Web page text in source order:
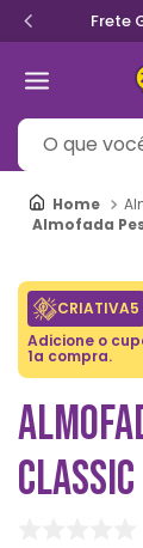
Frete
O que você
Almofada
CRIATIVA5
Adicione o
1a compra.
CLASSIC